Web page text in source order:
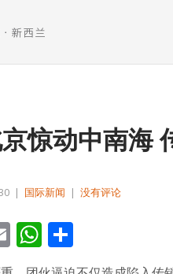
惊动中南海
| 国际新闻 | 没有评论
EmailWhatsApp
享